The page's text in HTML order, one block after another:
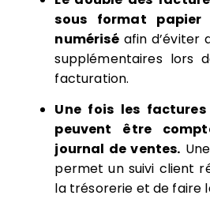
sous format papier
numériséafin d’éviter
supplémentaires lors
facturation.
Une fois les
peuvent être
journal de ventes.
permet un suivi client
la trésorerie et de faire